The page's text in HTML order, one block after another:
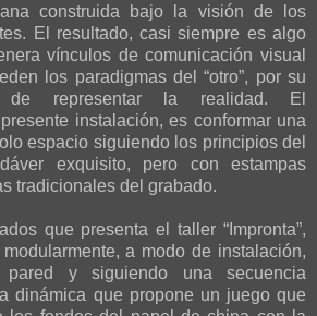
construida bajo la visión de los
El resultado, casi siempre es algo
vínculos de comunicación visual
los paradigmas del “otro”, por su
de representar la realidad. El
instalación, es conformar una
espacio siguiendo los principios del
exquisito, pero con estampas
tradicionales del grabado.
que presenta el taller “Impronta”,
a modo de instalación,
y siguiendo una secuencia
dinámica que propone un juego que